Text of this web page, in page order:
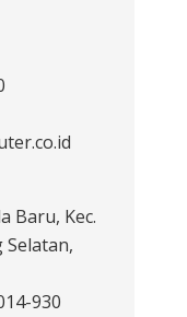
Baru, Kec.
930